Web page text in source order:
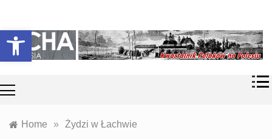
Otwórz pasek narzędzi
content
Echa
Polesia
współczesność
Polaków na
Polesiu.
Home » Żydzi w Łachwie